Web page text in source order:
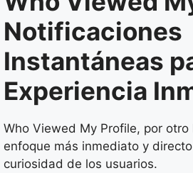
Notificaciones
Instantáneas
Experiencia
Who Viewed My Profile, por
enfoque más inmediato y
curiosidad de los usuarios.